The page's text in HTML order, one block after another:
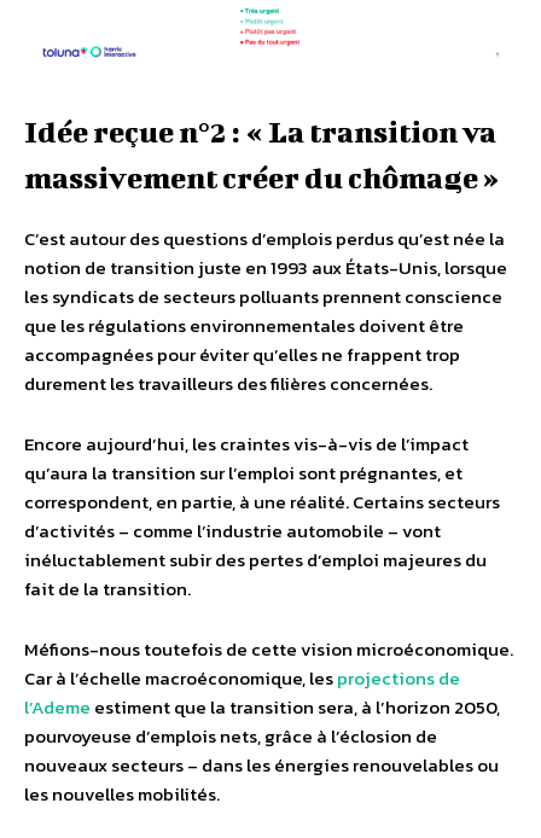
Idée reçue n°2 : « La transition va
massivement créer du chômage »
C’est autour des questions d’emplois perdus qu’est née la
notion de transition juste en 1993 aux États-Unis, lorsque
les syndicats de secteurs polluants prennent conscience
que les régulations environnementales doivent être
accompagnées pour éviter qu’elles ne frappent trop
durement les travailleurs des filières concernées.
Encore aujourd’hui, les craintes vis-à-vis de l’impact
qu’aura la transition sur l’emploi sont prégnantes, et
correspondent, en partie, à une réalité. Certains secteurs
d’activités – comme l’industrie automobile – vont
inéluctablement subir des pertes d’emploi majeures du
fait de la transition.
Méfions-nous toutefois de cette vision microéconomique.
Car à l’échelle macroéconomique, lesprojections de
l’Ademe estiment que la transition sera, à l’horizon 2050,
pourvoyeuse d’emplois nets, grâce à l’éclosion de
nouveaux secteurs – dans les énergies renouvelables ou
les nouvelles mobilités.